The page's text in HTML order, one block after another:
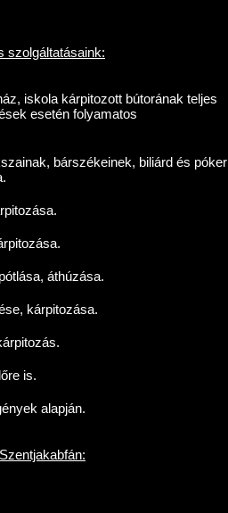
szolgáltatásaink:
iskola kárpitozott bútorának teljes
esetén folyamatos
bárszékeinek, biliárd és póker
áthúzása.
kárpitozása.
is.
alapján.